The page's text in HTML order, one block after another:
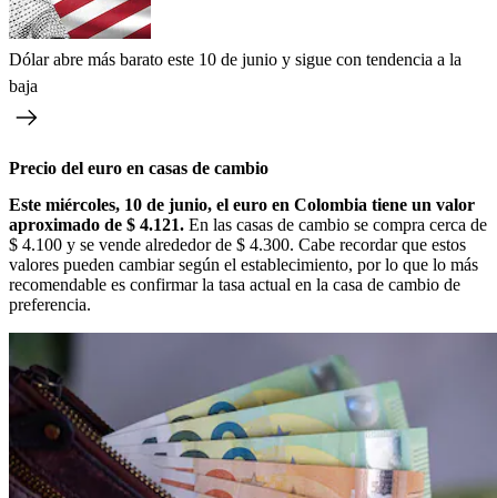
Dólar abre más barato este 10 de junio y sigue con tendencia a la
baja
Precio del euro en casas de cambio
Este miércoles, 10 de junio, el euro en Colombia tiene un valor
aproximado de $ 4.121. En las casas de cambio se compra cerca de
$ 4.100 y se vende alrededor de $ 4.300. Cabe recordar que estos
valores pueden cambiar según el establecimiento, por lo que lo más
recomendable es confirmar la tasa actual en la casa de cambio de
preferencia.